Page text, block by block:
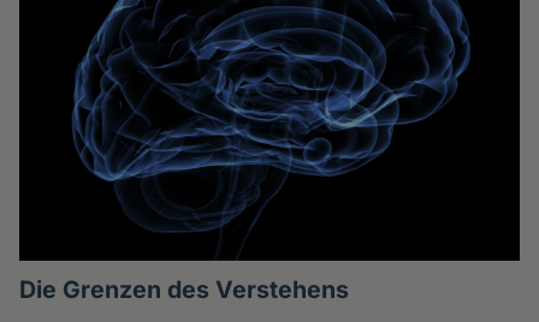
Die Grenzen des Verstehens